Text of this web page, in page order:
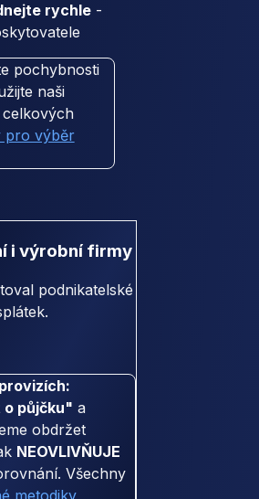
rychle-
pochybnosti
naši
pro výběr
i výrobní firmy
podnikatelské
o půjčku" a
obdržet
NEOVLIVŇUJE
Všechny